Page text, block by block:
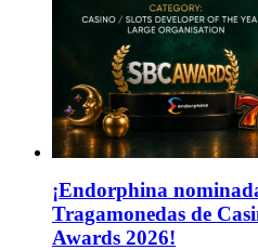
¡Endorphina
Tragamonedas de
Awards 2026!